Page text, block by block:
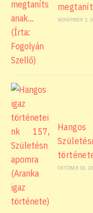
NOVEMBER 2,
OKTÓBER 18,